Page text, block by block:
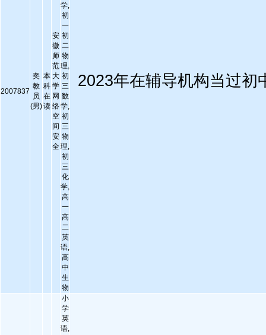
2007837
奕
教
员
(男)
本
科
在
读
安
徽
师
范
大
学
网
络
空
间
安
全
学,
初
一
初
二
物
理,
初
三
数
学,
初
三
物
理,
初
三
化
学,
高
一
高
二
英
语,
高
中
生
物
2023年在辅导机构当过初
小
学
英
语,